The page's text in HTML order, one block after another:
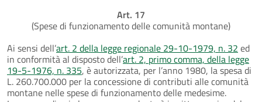
Art. 17
(Spese di funzionamento delle comunità montane)
Ai sensi dell’art. 2 della legge regionale 29-10-1979, n. 32 ed
in conformità al disposto dell’art. 2, primo comma, della legge
19-5-1976, n. 335, è autorizzata, per l’anno 1980, la spesa di
L. 260.700.000 per la concessione di contributi alle comunità
montane nelle spese di funzionamento delle medesime.